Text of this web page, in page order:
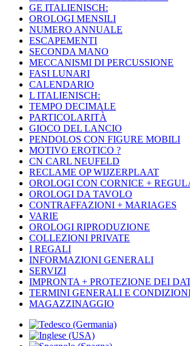
GE ITALIENISCH:
OROLOGI MENSILI
NUMERO ANNUALE
ESCAPEMENTI
SECONDA MANO
MECCANISMI DI PERCUSSIONE
FASI LUNARI
CALENDARIO
L ITALIENISCH:
TEMPO DECIMALE
PARTICOLARITÀ
GIOCO DEL LANCIO
PENDOLOS CON FIGURE MOBILI
MOTIVO EROTICO ?
CN CARL NEUFELD
RECLAME OP WIJZERPLAAT
OROLOGI CON CORNICE +
OROLOGI DA TAVOLO
CONTRAFFAZIONI + MARIAGES
VARIE
OROLOGI RIPRODUZIONE
COLLEZIONI PRIVATE
I REGALI
INFORMAZIONI GENERALI
SERVIZI
IMPRONTA + PROTEZIONE DEI
TERMINI GENERALI E
MAGAZZINAGGIO